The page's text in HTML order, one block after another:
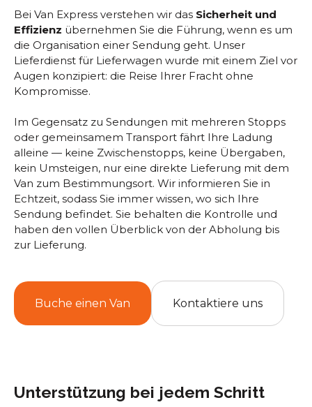
Bei Van Express verstehen wir das Sicherheit und
Effizienz übernehmen Sie die Führung, wenn es um
die Organisation einer Sendung geht. Unser
Lieferdienst für Lieferwagen wurde mit einem Ziel vor
Augen konzipiert: die Reise Ihrer Fracht ohne
Kompromisse.
Im Gegensatz zu Sendungen mit mehreren Stopps
oder gemeinsamem Transport fährt Ihre Ladung
alleine — keine Zwischenstopps, keine Übergaben,
kein Umsteigen, nur eine direkte Lieferung mit dem
Van zum Bestimmungsort. Wir informieren Sie in
Echtzeit, sodass Sie immer wissen, wo sich Ihre
Sendung befindet. Sie behalten die Kontrolle und
haben den vollen Überblick von der Abholung bis
zur Lieferung.
Buche einen Van Kontaktiere uns
Unterstützung bei jedem Schritt